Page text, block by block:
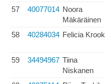
57 40077014 Noora
Mäkäräinen
58 40284034 Felicia Krook
59 34494967 Tiina
Niskanen